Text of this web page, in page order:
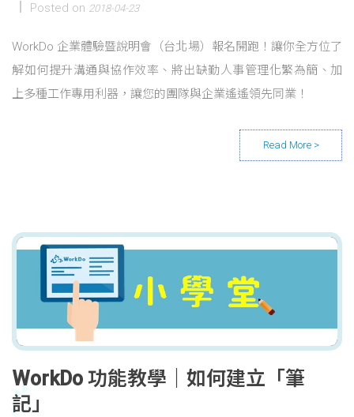
Posted on 2018-04-23
WorkDo 企業體驗暨說明會（台北場）報名開跑！讓你全方位了
解如何提升溝通與協作效率、將出缺勤人事管理化繁為簡、加
上多種工作專用利器，讓您的團隊與企業遙遙領先同業！
WorkDo 功能教學｜如何建立「筆
記」